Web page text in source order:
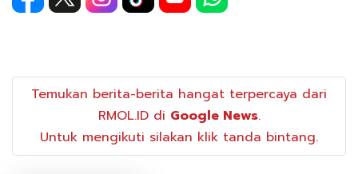
Temukan berita-berita hangat terpercaya dari
RMOL.ID di Google News.
Untuk mengikuti silakan klik tanda bintang.